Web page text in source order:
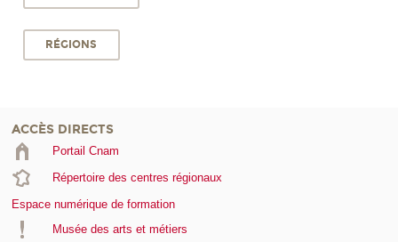
RÉGIONS
ACCÈS DIRECTS
Portail Cnam
Répertoire des centres régionaux
Espace numérique de formation
Musée des arts et métiers